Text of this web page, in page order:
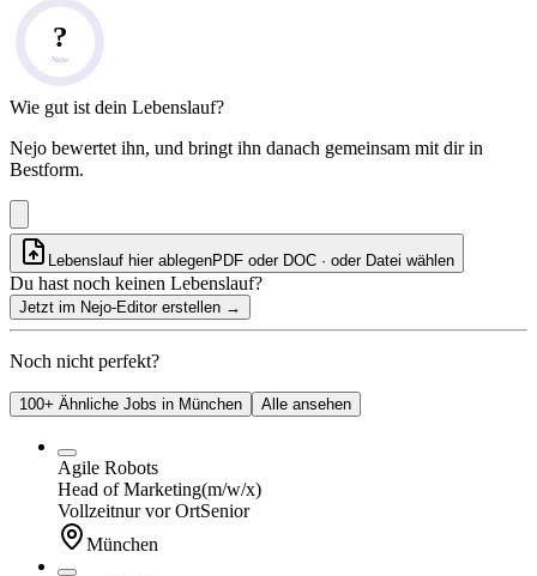
?
Note
Wie gut ist dein Lebenslauf?
Nejo bewertet ihn, und bringt ihn danach gemeinsam mit dir in
Bestform.
Lebenslauf hier ablegenPDF oder DOC · oder Datei wählen
Du hast noch keinen Lebenslauf?
Jetzt im Nejo-Editor erstellen →
Noch nicht perfekt?
100+ Ähnliche Jobs in München Alle ansehen
Agile Robots
Head of Marketing(m/w/x)
Vollzeitnur vor OrtSenior
München